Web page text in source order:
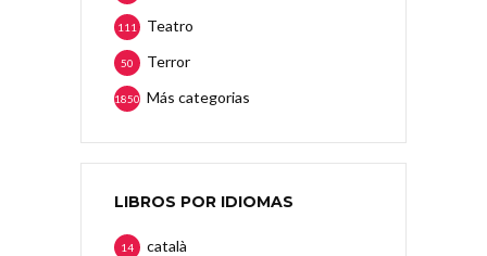
Teatro
111
Terror
50
Más categorias
1850
LIBROS POR IDIOMAS
català
14